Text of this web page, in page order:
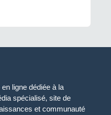
ligne dédiée à la
spécialisé, site de
et communauté